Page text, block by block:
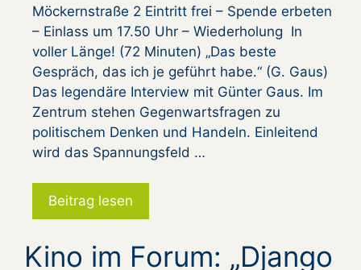
Möckernstraße 2 Eintritt frei – Spende erbeten
– Einlass um 17.50 Uhr – Wiederholung In
voller Länge! (72 Minuten) „Das beste
Gespräch, das ich je geführt habe.“ (G. Gaus)
Das legendäre Interview mit Günter Gaus. Im
Zentrum stehen Gegenwartsfragen zu
politischem Denken und Handeln. Einleitend
wird das Spannungsfeld …
Beitrag lesen
Kino im Forum: „Django